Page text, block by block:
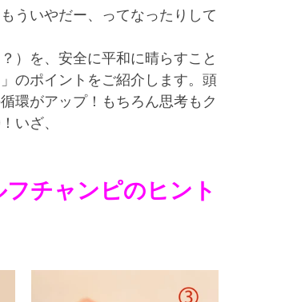
ういやだー、ってなったりして
）を、安全に平和に晴らすこと
のポイントをご紹介します。頭
環がアップ！もちろん思考もク
いざ、
チャンピのヒント